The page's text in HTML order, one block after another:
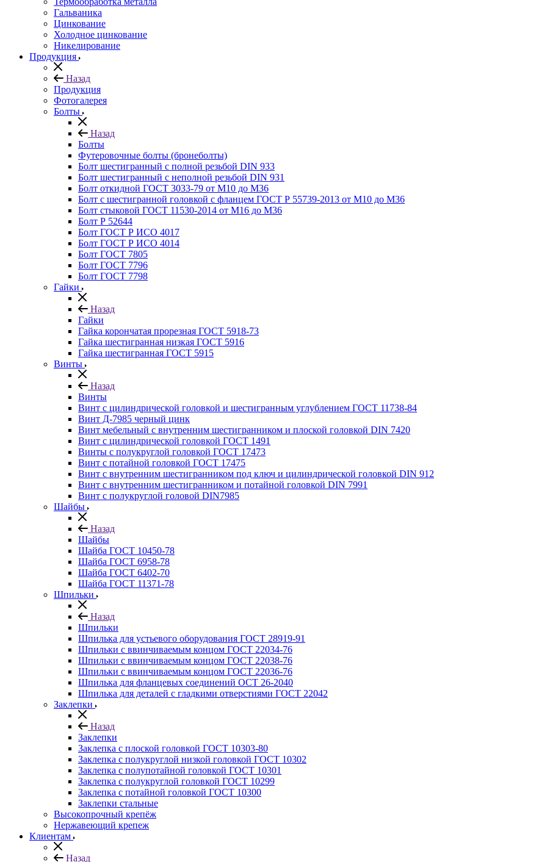
Гальваника
Цинкование
Холодное цинкование
Никелирование
Продукция
Назад
Продукция
Фотогалерея
Болты
Назад
Болты
Футеровочные болты (бронеболты)
Болт шестигранный с полной резьбой DIN 933
Болт шестигранный с неполной резьбой DIN 931
Болт откидной ГОСТ 3033-79 от М10 до М36
Болт с шестигранной головкой с фланцем ГОСТ Р 55739-2013 от М10 до М36
Болт стыковой ГОСТ 11530-2014 от М16 до М36
Болт Р 52644
Болт ГОСТ Р ИСО 4017
Болт ГОСТ Р ИСО 4014
Болт ГОСТ 7805
Болт ГОСТ 7796
Болт ГОСТ 7798
Гайки
Назад
Гайки
Гайка корончатая прорезная ГОСТ 5918-73
Гайка шестигранная низкая ГОСТ 5916
Гайка шестигранная ГОСТ 5915
Винты
Назад
Винты
Винт с цилиндрической головкой и шестигранным углублением ГОСТ 11738-84
Винт Д-7985 черный цинк
Винт мебельный с внутренним шестигранником и плоской головкой DIN 7420
Винт с цилиндрической головкой ГОСТ 1491
Винты с полукруглой головкой ГОСТ 17473
Винт с потайной головкой ГОСТ 17475
Винт с внутренним шестигранником под ключ и цилиндрической головкой DIN 912
Винт с внутренним шестигранником и потайной головкой DIN 7991
Винт с полукруглой головой DIN7985
Шайбы
Назад
Шайбы
Шайба ГОСТ 10450-78
Шайба ГОСТ 6958-78
Шайба ГОСТ 6402-70
Шайба ГОСТ 11371-78
Шпильки
Назад
Шпильки
Шпилька для устьевого оборудования ГОСТ 28919-91
Шпильки с ввинчиваемым концом ГОСТ 22034-76
Шпильки с ввинчиваемым концом ГОСТ 22038-76
Шпильки с ввинчиваемым концом ГОСТ 22036-76
Шпилька для фланцевых соединений ОСТ 26-2040
Шпилька для деталей с гладкими отверстиями ГОСТ 22042
Заклепки
Назад
Заклепки
Заклепка с плоской головкой ГОСТ 10303-80
Заклепка с полукруглой низкой головкой ГОСТ 10302
Заклепка с полупотайной головкой ГОСТ 10301
Заклепка с полукруглой головкой ГОСТ 10299
Заклепка с потайной головкой ГОСТ 10300
Заклепки стальные
Высокопрочный крепёж
Нержавеющий крепеж
Клиентам
Назад